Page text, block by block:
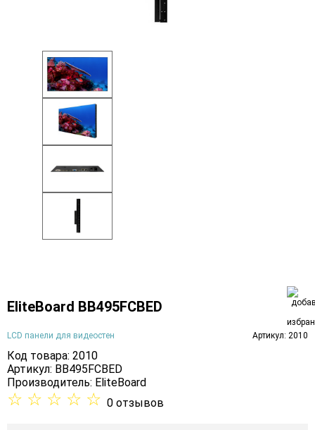
EliteBoard BB495FCBED
LCD панели для видеостен Артикул: 2010
Код товара: 2010
Артикул: BB495FCBED
Производитель: EliteBoard
☆ ☆ ☆ ☆ ☆ 0 отзывов